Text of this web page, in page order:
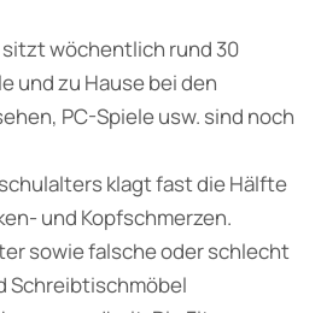
wöchentlich rund 30
und zu Hause bei den
PC-Spiele usw. sind noch
klagt fast die Hälfte
und Kopfschmerzen.
sowie falsche oder schlecht
Schreibtischmöbel